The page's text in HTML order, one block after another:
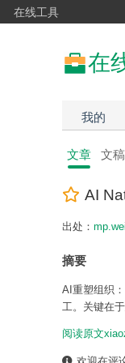
在线工具
在
我的
文章 文稿
AI
出处：
摘要
AI重塑组织
工。关键在
阅读原文